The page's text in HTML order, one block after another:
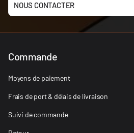
NOUS CONTACTER
Commande
Moyens de paiement
Frais de port & délais de livraison
Suivi de commande